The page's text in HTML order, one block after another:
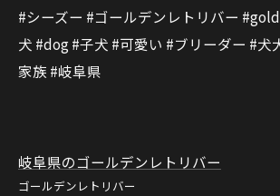
#シーズー #ゴールデンレトリバー
犬 #dog #子犬 #可愛い #ブリーダー #犬
家族 #岐阜県
岐阜県のゴールデンレトリバー
ゴールデンレトリバー